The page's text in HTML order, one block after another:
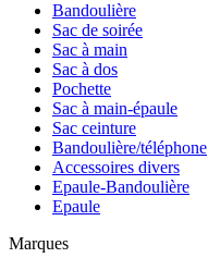
Bandoulière
Sac de soirée
Sac à main
Sac à dos
Pochette
Sac à main-épaule
Sac ceinture
Bandoulière/téléphone
Accessoires divers
Epaule-Bandoulière
Epaule
Marques